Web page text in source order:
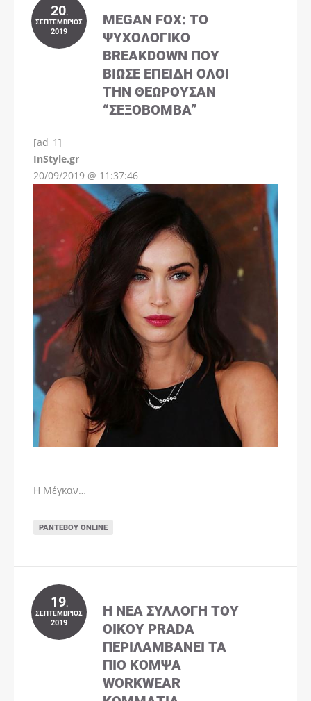
20.
ΣΕΠΤΈΜΒΡΙΟΣ
2019
MEGAN FOX: ΤΟ
ΨΥΧΟΛΟΓΙΚΌ
BREAKDOWN ΠΟΥ
ΒΊΩΣΕ ΕΠΕΙΔΉ ΌΛΟΙ
ΤΗΝ ΘΕΩΡΟΎΣΑΝ
“ΣΕΞΟΒΌΜΒΑ”
[ad_1]
InStyle.gr
20/09/2019 @ 11:37:46
Η Μέγκαν…
ΡΑΝΤΕΒΟΎ ONLINE
19.
ΣΕΠΤΈΜΒΡΙΟΣ
2019
Η ΝΈΑ ΣΥΛΛΟΓΉ ΤΟΥ
ΟΊΚΟΥ PRADA
ΠΕΡΙΛΑΜΒΆΝΕΙ ΤΑ
ΠΙΟ ΚΟΜΨΆ
WORKWEAR